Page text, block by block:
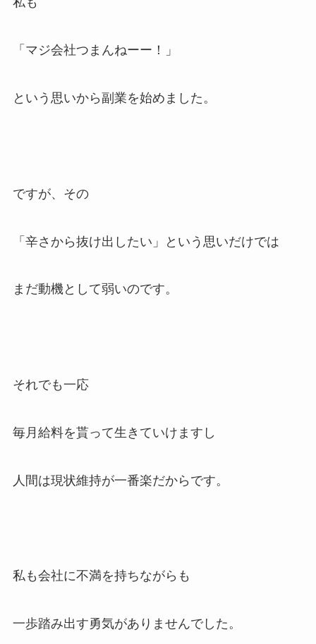
「マジ会社つまんねーー！」
という思いから副業を始めました。
ですが、その
「辛さから抜け出したい」という思いだけでは
まだ動機として弱いのです。
それでも一応
毎月給料を貰って生きていけますし
人間は現状維持が一番楽だからです。
私も会社に不満を持ちながらも
一歩踏み出す勇気がありませんでした。